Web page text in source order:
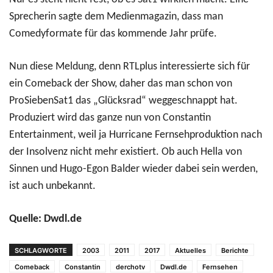
Sprecherin sagte dem Medienmagazin, dass man
Comedyformate für das kommende Jahr prüfe.
Nun diese Meldung, denn RTLplus interessierte sich für
ein Comeback der Show, daher das man schon von
ProSiebenSat1 das „Glücksrad“ weggeschnappt hat.
Produziert wird das ganze nun von Constantin
Entertainment, weil ja Hurricane Fernsehproduktion nach
der Insolvenz nicht mehr existiert. Ob auch Hella von
Sinnen und Hugo-Egon Balder wieder dabei sein werden,
ist auch unbekannt.
Quelle: Dwdl.de
SCHLAGWORTE 2003 2011 2017 Aktuelles
Berichte
Comeback
Constantin derchotv Dwdl.de Fernsehen